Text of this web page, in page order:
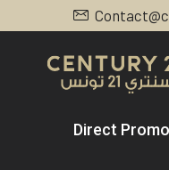
Direct